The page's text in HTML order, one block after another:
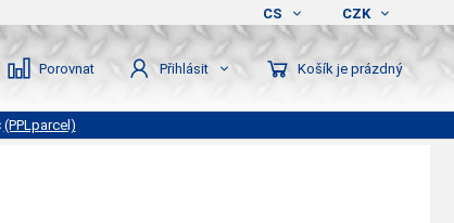
CS CZK
Porovnat Přihlásit Košík je prázdný
(PPLparcel)